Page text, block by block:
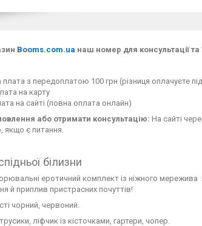
Booms.com.ua наш номер для консультації та
з передоплатою 100 грн (різниця оплачуєте
на карту
на сайті (повна оплата онлайн)
або отримати консультацію: На сайті
якщо є питання.
білизни
еротичний комплект із ніжного мережива
й приплив пристрасних почуттів!
чорний, червоний.
ліфчик із кісточками, гартери, чопер.